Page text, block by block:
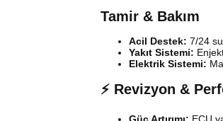
Tamir & Bakım
Acil Destek: 7/24
Yakıt Sistemi:
Elektrik Sistemi:
⚡ Revizyon &